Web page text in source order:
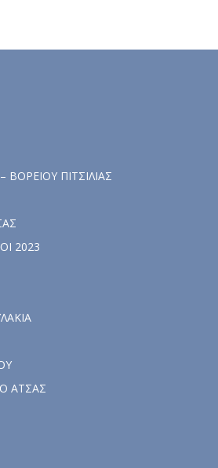
ΒΟΡΕΙΟΥ ΠΙΤΣΙΛΙΑΣ
2023
ΑΤΣΑΣ